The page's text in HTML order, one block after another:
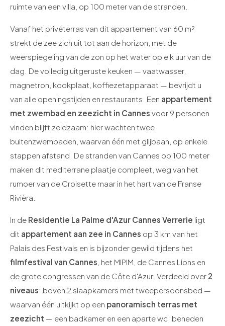
ruimte van een villa, op 100 meter van de stranden.
Vanaf het privéterras van dit appartement van 60 m²
strekt de zee zich uit tot aan de horizon, met de
weerspiegeling van de zon op het water op elk uur van de
dag. De volledig uitgeruste keuken — vaatwasser,
magnetron, kookplaat, koffiezetapparaat — bevrijdt u
van alle openingstijden en restaurants. Een appartement
met zwembad en zeezicht in Cannes voor 9 personen
vinden blijft zeldzaam: hier wachten twee
buitenzwembaden, waarvan één met glijbaan, op enkele
stappen afstand. De stranden van Cannes op 100 meter
maken dit mediterrane plaatje compleet, weg van het
rumoer van de Croisette maar in het hart van de Franse
Rivièra.
In de Residentie La Palme d'Azur Cannes Verrerie ligt
dit appartement aan zee in Cannes op 3 km van het
Palais des Festivals en is bijzonder gewild tijdens het
filmfestival van Cannes , het MIPIM, de Cannes Lions en
de grote congressen van de Côte d'Azur. Verdeeld over 2
niveaus: boven 2 slaapkamers met tweepersoonsbed —
waarvan één uitkijkt op een panoramisch terras met
zeezicht — een badkamer en een aparte wc; beneden